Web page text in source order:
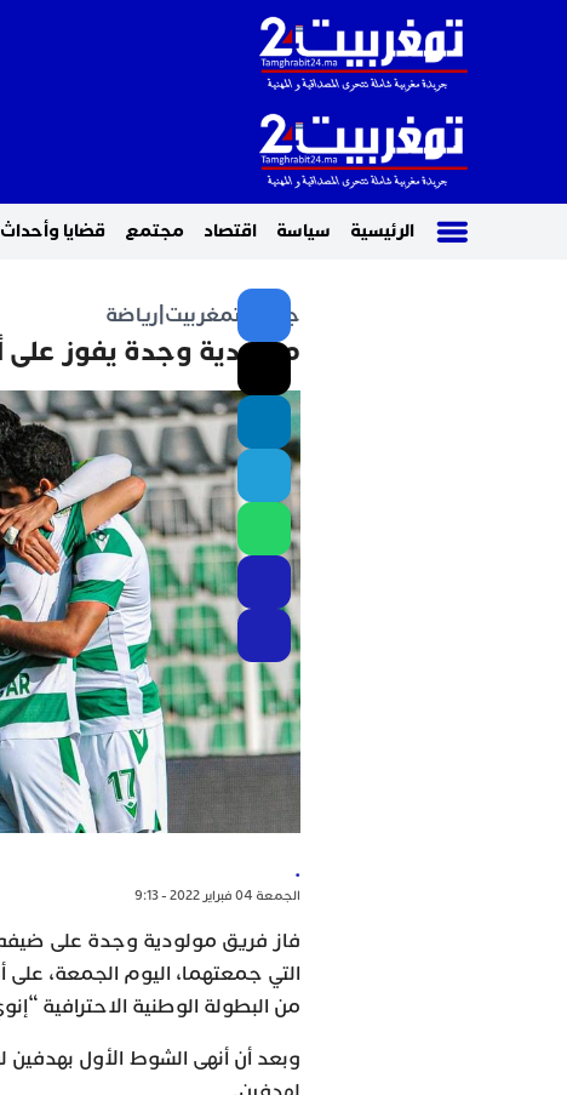
الرئيسية سياسة اقتصاد مجتمع قضايا وأحداث
جريدة تمغربيت رياضة
مولودية وجدة يفوز على
.
الجمعة 04 فبراير 2022 - 9:13
فاز فريق مولودية وجدة على ضيفه
من البطولة الوطنية الاحترافية
وبعد أن أنهى الشوط الأول